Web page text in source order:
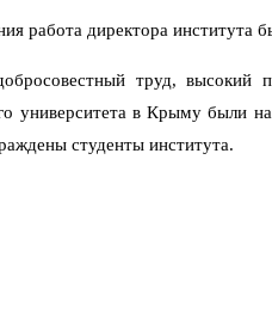
работа директора института
труд, высокий
университета в Крыму были
студенты института.